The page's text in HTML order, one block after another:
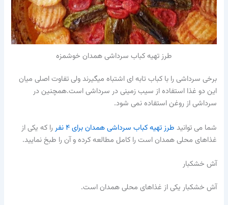
طرز تهیه کباب سرداشی همدان خوشمزه
برخی سرداشی را با کباب تابه ای اشتباه میگیرند ولی تفاوت اصلی میان
این دو غذا استفاده از سیب زمینی در سرداشی است.همچنین در
سرداشی از روغن استفاده نمی شود.
شما می توانید طرز تهیه کباب سرداشی همدان برای ۴ نفر
را که یکی از
غذاهای محلی همدان است را کامل مطالعه کرده و آن را طبخ نمایید.
آش خشکبار
آش خشکبار یکی از غذاهای محلی همدان است.